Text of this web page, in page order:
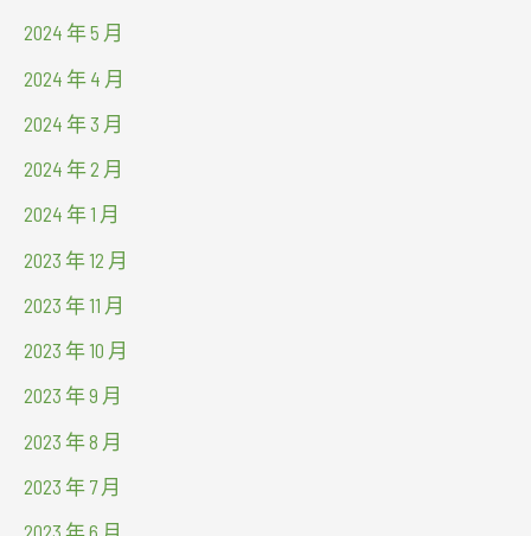
2024 年 5 月
2024 年 4 月
2024 年 3 月
2024 年 2 月
2024 年 1 月
2023 年 12 月
2023 年 11 月
2023 年 10 月
2023 年 9 月
2023 年 8 月
2023 年 7 月